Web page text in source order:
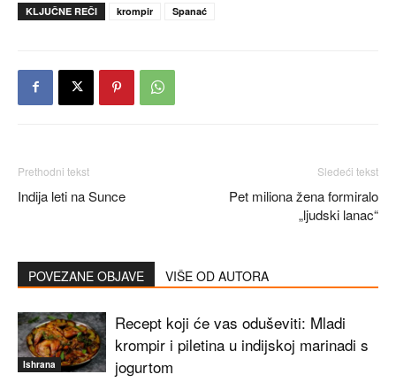
KLJUČNE REČI krompir Spanać
Prethodni tekst
Indija leti na Sunce
Sledeći tekst
Pet miliona žena formiralo
„ljudski lanac“
POVEZANE OBJAVE VIŠE OD AUTORA
Ishrana
Recept koji će vas oduševiti: Mladi
krompir i piletina u indijskoj marinadi s
jogurtom